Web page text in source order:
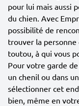
pour lui mais aussi
du chien. Avec
possibilité de
trouver la
toutou, à qui vous
Pour votre garde
un chenil ou dans
sélectionner cet
bien, même en